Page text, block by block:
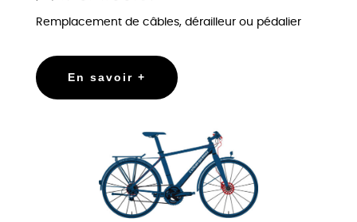
Remplacement de câbles, dérailleur ou pédalier
En savoir +